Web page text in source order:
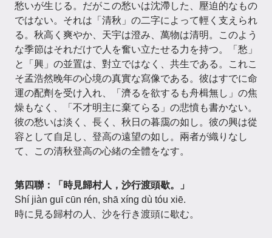
愁いが生じる。だがこの愁いは沈滯した、壓迫的なもの
ではない。それは「清秋」の二字によって輕く支えられ
る。秋高く爽やか、天宇は澄み、萬物は清明。このよう
な季節はそれだけで人を奮い立たせる力を持つ。「愁」
と「興」の並置は、對立ではなく、共生である。これこ
そ孟浩然晚年の心境の真實な寫像である。彼はすでに命
運の配劑を受け入れ、「濟るを欲するも舟楫無し」の焦
燥もなく、「不才明主に棄てらる」の悲憤も書かない。
彼の愁いは淡く、長く、秋日の暮靄の如し。彼の興は從
容として自足し、登高の遠望の如し。兩者が織りなし
て、この清秋登高の心緒の全體をなす。
第四聯：「時見歸村人，沙行渡頭歇。」
Shí jiàn guī cūn rén, shā xíng dù tóu xiē.
時に見る歸村の人、沙を行き渡頭に歇む。